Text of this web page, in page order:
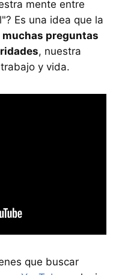
mente entre
Es una idea que la
muchas preguntas
, nuestra
y vida.
que buscar